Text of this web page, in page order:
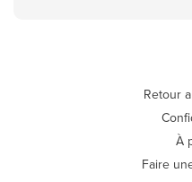
Retour
À
Faire